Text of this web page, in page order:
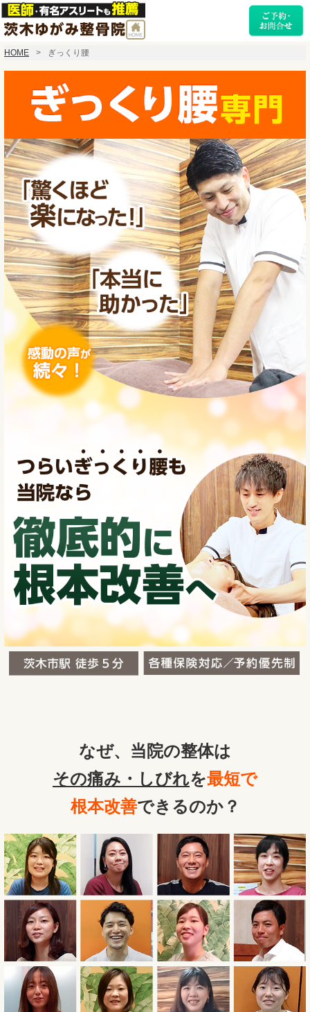
HOME ぎっくり腰
なぜ、当院の整体は
その痛み・しびれを最短で
根本改善できるのか？